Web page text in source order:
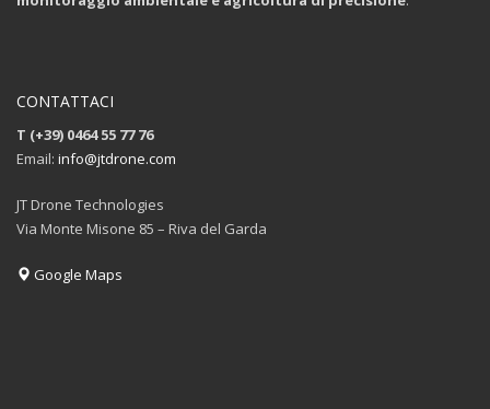
CONTATTACI
T (+39) 0464 55 77 76
Email: info@jtdrone.com
JT Drone Technologies
Via Monte Misone 85 – Riva del Garda
Google Maps